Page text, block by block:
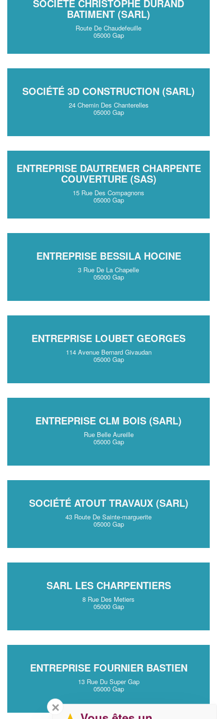
SOCIÉTÉ CHRISTOPHE DURAND
BATIMENT (SARL)
Route De Chaudefeuille
05000 Gap
SOCIÉTÉ 3D CONSTRUCTION (SARL)
24 Chemin Des Chanterelles
05000 Gap
ENTREPRISE DAUTREMER CHARPENTE
COUVERTURE (SAS)
15 Rue Des Compagnons
05000 Gap
ENTREPRISE BESSILA HOCINE
3 Rue De La Chapelle
05000 Gap
ENTREPRISE LOUBET GEORGES
114 Avenue Bernard Givaudan
05000 Gap
ENTREPRISE CLM BOIS (SARL)
Rue Belle Aureille
05000 Gap
SOCIÉTÉ ATOUT TRAVAUX (SARL)
43 Route De Sainte-marguerite
05000 Gap
SARL LES CHARPENTIERS
8 Rue Des Metiers
05000 Gap
ENTREPRISE FOURNIER BASTIEN
13 Rue Du Super Gap
05000 Gap
✕